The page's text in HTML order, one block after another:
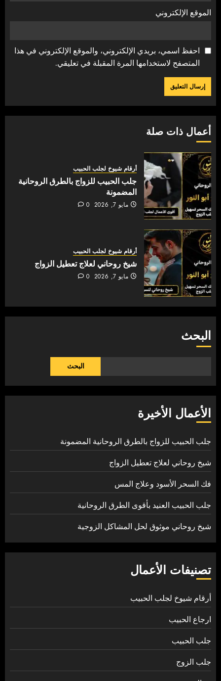
الموقع الإلكتروني
احفظ اسمي، بريدي الإلكتروني، والموقع الإلكتروني في هذا
المتصفح لاستخدامها المرة المقبلة في تعليقي.
أعمال ذات صلة
أرقام شيوخ لجلب الحبيب
جلب الحبيب للزواج بالطرق الروحانية
المضمونة
مايو 7, 2026 0
أرقام شيوخ لجلب الحبيب
شيخ روحاني لعلاج تعطيل الزواج
مايو 7, 2026 0
البحث
البحث
الأعمال الأخيرة
جلب الحبيب للزواج بالطرق الروحانية المضمونة
شيخ روحاني لعلاج تعطيل الزواج
فك السحر الأسود وعلاج المس
جلب الحبيب العنيد بأقوى الطرق الروحانية
شيخ روحاني موثوق لحل المشاكل الزوجية
تصنيفات الأعمال
أرقام شيوخ لجلب الحبيب
ارجاع الحبيب
جلب الحبيب
جلب الزوج